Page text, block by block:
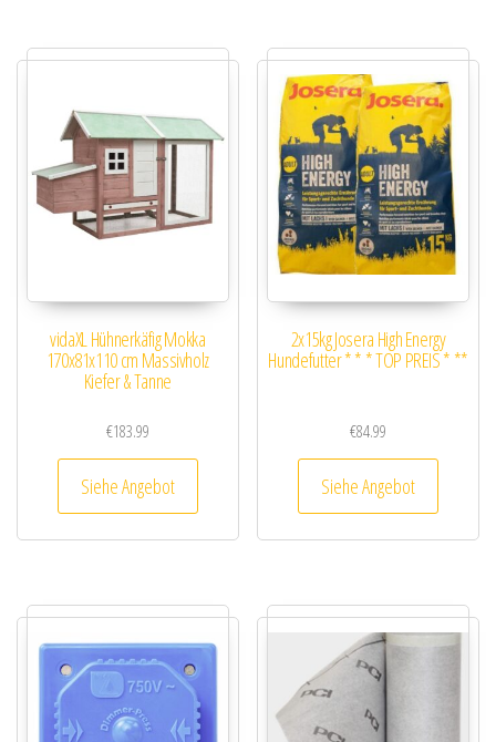
vidaXL Hühnerkäfig Mokka
170x81x110 cm Massivholz
Kiefer & Tanne
€183.99
Siehe Angebot
2x15kg Josera High Energy
Hundefutter * * * TOP PREIS * **
€84.99
Siehe Angebot